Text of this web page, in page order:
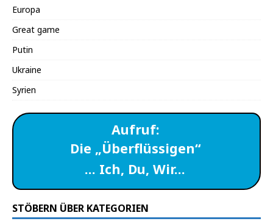
Europa
Great game
Putin
Ukraine
Syrien
Aufruf:
Die „Überflüssigen“
… Ich, Du, Wir…
STÖBERN ÜBER KATEGORIEN